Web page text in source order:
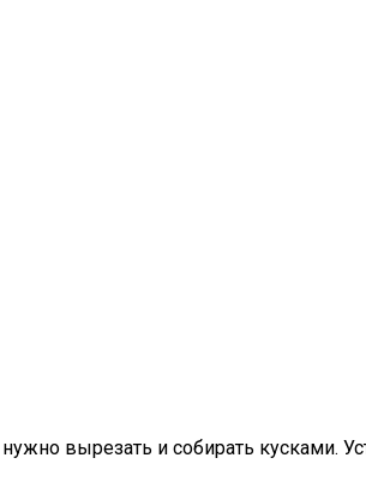
вырезать и собирать кусками.